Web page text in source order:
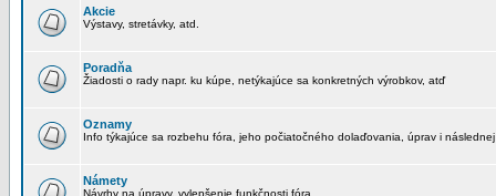
Akcie
Výstavy, stretávky, atd.
Poradňa
Žiadosti o rady napr. ku kúpe, netýkajúce sa konkretných výrobkov, atď
Oznamy
Info týkajúce sa rozbehu fóra, jeho počiatočného dolaďovania, úprav i
Námety
Návrhy na úpravy, vylepšenie funkčnosti fóra